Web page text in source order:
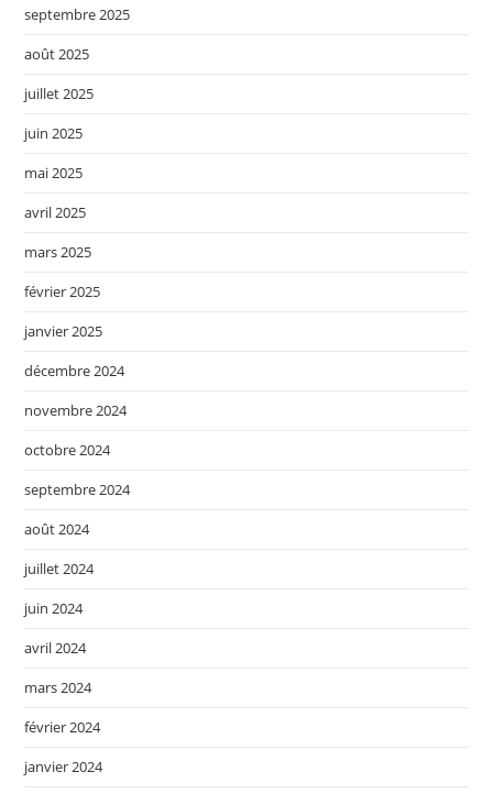
septembre 2025
août 2025
juillet 2025
juin 2025
mai 2025
avril 2025
mars 2025
février 2025
janvier 2025
décembre 2024
novembre 2024
octobre 2024
septembre 2024
août 2024
juillet 2024
juin 2024
avril 2024
mars 2024
février 2024
janvier 2024